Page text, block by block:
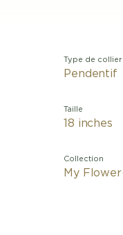
Type de collier
Pendentif
Taille
18 inches
Collection
My Flower